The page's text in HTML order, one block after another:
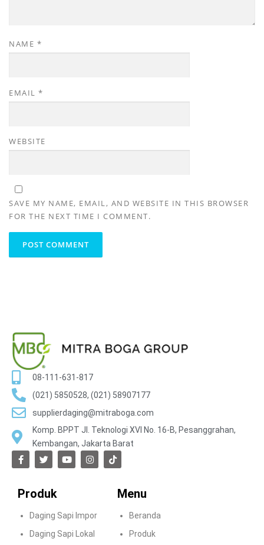
NAME *
EMAIL *
WEBSITE
SAVE MY NAME, EMAIL, AND WEBSITE IN THIS BROWSER
FOR THE NEXT TIME I COMMENT.
08-111-631-817
(021) 5850528, (021) 58907177
supplierdaging@mitraboga.com
Komp. BPPT Jl. Teknologi XVI No. 16-B, Pesanggrahan,
Kembangan, Jakarta Barat
Produk
Daging Sapi Impor
Daging Sapi Lokal
Menu
Beranda
Produk